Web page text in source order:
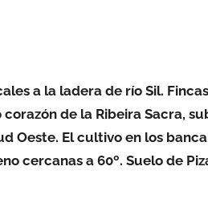
a la ladera de río Sil.
de la Ribeira Sacra,
Oeste. El cultivo en los
cercanas a 60º. Suelo de